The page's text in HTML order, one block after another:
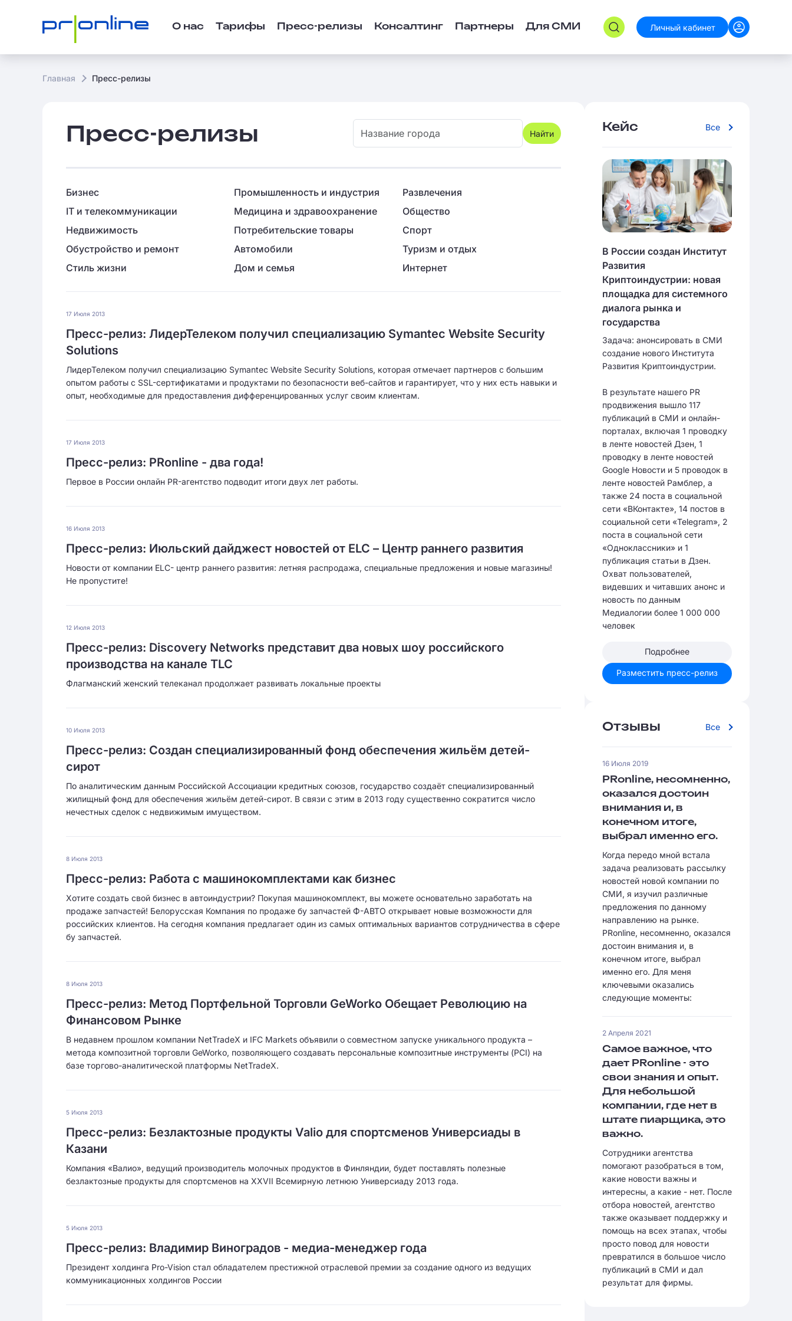
О нас Тарифы Пресс-релизы Консалтинг Партнеры Для СМИ Личный кабинет
Главная Пресс-релизы
Пресс-релизы
Бизнес Промышленность и индустрия
Развлечения
IT и телекоммуникации
Медицина и здравоохранение
Общество
Недвижимость
Потребительские товары
Спорт
Обустройство и ремонт
Автомобили
Туризм и отдых
Стиль жизни
Дом и семья Интернет
17 Июля 2013
Пресс-релиз: ЛидерТелеком получил специализацию Symantec Website Security
Solutions
ЛидерТелеком получил специализацию Symantec Website Security Solutions, которая отмечает партнеров с большим
опытом работы с SSL-сертификатами и продуктами по безопасности веб-сайтов и гарантирует, что у них есть навыки и
опыт, необходимые для предоставления дифференцированных услуг своим клиентам.
17 Июля 2013
Пресс-релиз: PRonline - два года!
Первое в России онлайн PR-агентство подводит итоги двух лет работы.
16 Июля 2013
Пресс-релиз: Июльский дайджест новостей от ELC – Центр раннего развития
Новости от компании ELC- центр раннего развития: летняя распродажа, специальные предложения и новые магазины!
Не пропустите!
12 Июля 2013
Пресс-релиз: Discovery Networks представит два новых шоу российского
производства на канале TLC
Флагманский женский телеканал продолжает развивать локальные проекты
10 Июля 2013
Пресс-релиз: Создан специализированный фонд обеспечения жильём детей-
сирот
По аналитическим данным Российской Ассоциации кредитных союзов, государство создаёт специализированный
жилищный фонд для обеспечения жильём детей-сирот. В связи с этим в 2013 году существенно сократится число
нечестных сделок с недвижимым имуществом.
8 Июля 2013
Пресс-релиз: Работа с машинокомплектами как бизнес
Хотите создать свой бизнес в автоиндустрии? Покупая машинокомплект, вы можете основательно заработать на
продаже запчастей! Белорусская Компания по продаже бу запчастей Ф-АВТО открывает новые возможности для
российских клиентов. На сегодня компания предлагает один из самых оптимальных вариантов сотрудничества в сфере
бу запчастей.
8 Июля 2013
Пресс-релиз: Метод Портфельной Торговли GeWorko Обещает Революцию на
Финансовом Рынке
В недавнем прошлом компании NetTradeX и IFC Markets объявили о совместном запуске уникального продукта –
метода композитной торговли GeWorko, позволяющего создавать персональные композитные инструменты (PCI) на
базе торгово-аналитической платформы NetTradeX.
5 Июля 2013
Пресс-релиз: Безлактозные продукты Valio для спортсменов Универсиады в
Казани
Компания «Валио», ведущий производитель молочных продуктов в Финляндии, будет поставлять полезные
безлактозные продукты для спортсменов на XXVII Всемирную летнюю Универсиаду 2013 года.
5 Июля 2013
Пресс-релиз: Владимир Виноградов - медиа-менеджер года
Президент холдинга Pro-Vision стал обладателем престижной отраслевой премии за создание одного из ведущих
коммуникационных холдингов России
Кейс Все
В России создан Институт
Развития
Криптоиндустрии: новая
площадка для системного
диалога рынка и
государства
Задача: анонсировать в СМИ
создание нового Института
Развития Криптоиндустрии.
В результате нашего PR
продвижения вышло 117
публикаций в СМИ и онлайн-
порталах, включая 1 проводку
в ленте новостей Дзен, 1
проводку в ленте новостей
Google Новости и 5 проводок в
ленте новостей Рамблер, а
также 24 поста в социальной
сети «ВКонтакте», 14 постов в
социальной сети «Telegram», 2
поста в социальной сети
«Одноклассники» и 1
публикация статьи в Дзен.
Охват пользователей,
видевших и читавших анонс и
новость по данным
Медиалогии более 1 000 000
человек
Подробнее
Разместить пресс-релиз
Отзывы Все
16 Июля 2019
PRonline, несомненно,
оказался достоин
внимания и, в
конечном итоге,
выбрал именно его.
Когда передо мной встала
задача реализовать рассылку
новостей новой компании по
СМИ, я изучил различные
предложения по данному
направлению на рынке.
PRonline, несомненно, оказался
достоин внимания и, в
конечном итоге, выбрал
именно его. Для меня
ключевыми оказались
следующие моменты:
2 Апреля 2021
Самое важное, что
дает PRonline - это
свои знания и опыт.
Для небольшой
компании, где нет в
штате пиарщика, это
важно.
Сотрудники агентства
помогают разобраться в том,
какие новости важны и
интересны, а какие - нет. После
отбора новостей, агентство
также оказывает поддержку и
помощь на всех этапах, чтобы
просто повод для новости
превратился в большое число
публикаций в СМИ и дал
результат для фирмы.